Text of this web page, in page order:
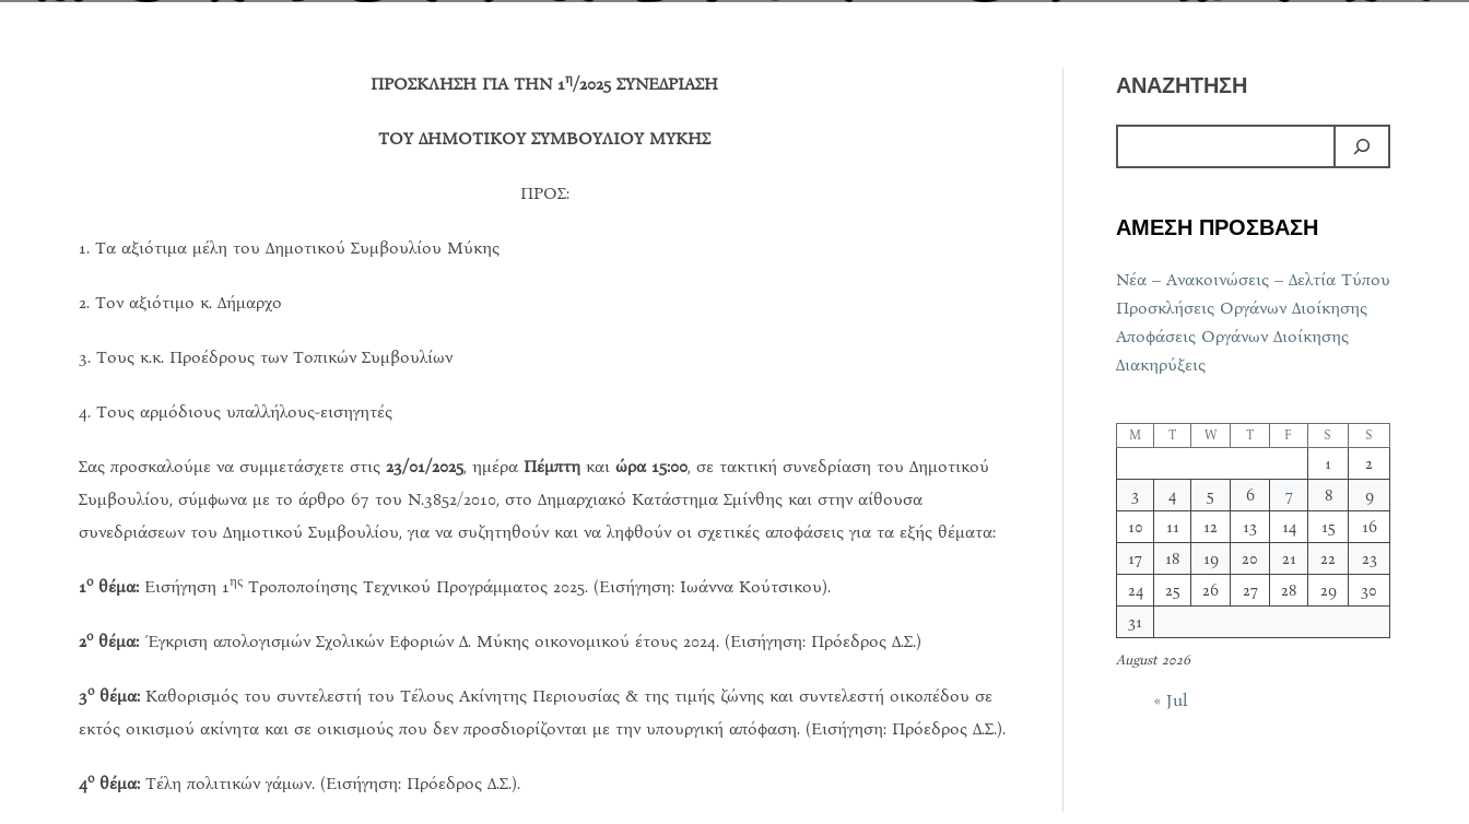
ΠΡΟΣΚΛΗΣΗ ΓΙΑ ΤΗΝ 1η/2025 ΣΥΝΕΔΡΙΑΣΗ
ΤΟΥ ΔΗΜΟΤΙΚΟΥ ΣΥΜΒΟΥΛΙΟΥ ΜΥΚΗΣ
ΠΡΟΣ:
1. Τα αξιότιμα μέλη του Δημοτικού Συμβουλίου Μύκης
2. Τον αξιότιμο κ. Δήμαρχο
3. Τους κ.κ. Προέδρους των Τοπικών Συμβουλίων
4. Τους αρμόδιους υπαλλήλους-εισηγητές
Σας προσκαλούμε να συμμετάσχετε στις 23/01/2025, ημέρα Πέμπτη και ώρα 15:00, σε τακτική συνεδρίαση του Δημοτικού
Συμβουλίου, σύμφωνα με το άρθρο 67 του Ν.3852/2010, στο Δημαρχιακό Κατάστημα Σμίνθης και στην αίθουσα
συνεδριάσεων του Δημοτικού Συμβουλίου, για να συζητηθούν και να ληφθούν οι σχετικές αποφάσεις για τα εξής θέματα:
1οθέμα: Εισήγηση 1ης Τροποποίησης Τεχνικού Προγράμματος 2025. (Εισήγηση: Ιωάννα Κούτσικου).
2οθέμα: Έγκριση απολογισμών Σχολικών Εφοριών Δ. Μύκης οικονομικού έτους 2024. (Εισήγηση: Πρόεδρος Δ.Σ.)
3οθέμα: Καθορισμός του συντελεστή του Τέλους Ακίνητης Περιουσίας & της τιμής ζώνης και συντελεστή οικοπέδου σε
εκτός οικισμού ακίνητα και σε οικισμούς που δεν προσδιορίζονται με την υπουργική απόφαση. (Εισήγηση: Πρόεδρος Δ.Σ.).
4οθέμα: Τέλη πολιτικών γάμων. (Εισήγηση: Πρόεδρος Δ.Σ.).
ΑΝΑΖΗΤΗΣΗ
ΑΜΕΣΗ ΠΡΟΣΒΑΣΗ
Νέα – Ανακοινώσεις – Δελτία Τύπου
Προσκλήσεις Οργάνων Διοίκησης
Αποφάσεις Οργάνων Διοίκησης
Διακηρύξεις
August 2026
M T W T F S S
1
2
3
4 5 6 7 8
9
10
11 12 13 14 15
16
17
18 19 20 21 22
23
24
25 26 27 28 29
30
31
« Jul